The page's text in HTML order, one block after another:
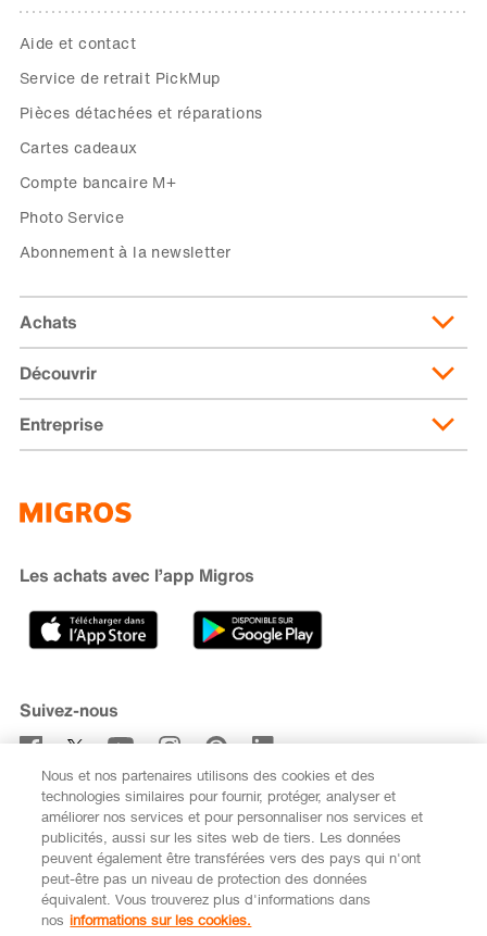
Aide et contact
Service de retrait PickMup
Pièces détachées et réparations
Cartes cadeaux
Compte bancaire M+
Photo Service
Abonnement à la newsletter
Achats
Livraison et frais de livraison
Abonnement de livraison
Moyens de paiement
Cumulus
Recherche de magasin
Découvrir
Migusto
iMpuls
Banque Migros
Entreprise
Développement durable
Carrière
Sponsoring
Médias
Code de conduite et signalement
Les achats avec l’app Migros
Suivez-nous
S’abonner à la newsletter
FR
Nous et nos partenaires utilisons des cookies et des
technologies similaires pour fournir, protéger, analyser et
améliorer nos services et pour personnaliser nos services et
publicités, aussi sur les sites web de tiers. Les données
peuvent également être transférées vers des pays qui n'ont
peut-être pas un niveau de protection des données
équivalent. Vous trouverez plus d'informations dans
nos informations sur les cookies.